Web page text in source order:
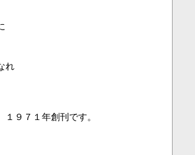
れ
９７１年創刊です。